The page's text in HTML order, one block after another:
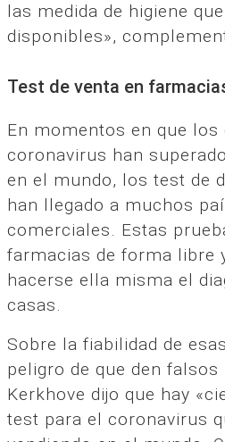
las medida de higiene
disponibles»,
Test de venta en
En momentos en que los
coronavirus han
en el mundo, los test de
han llegado a muchos
comerciales. Estas
farmacias de forma libre
hacerse ella misma el
casas.
Sobre la fiabilidad de
peligro de que den falsos
Kerkhove dijo que hay
test para el coronavirus